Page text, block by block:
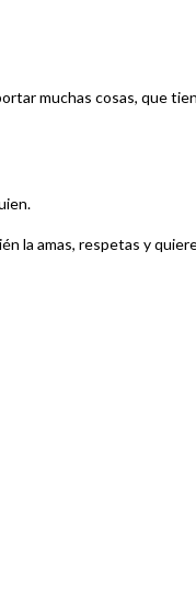
muchas cosas, que
la amas, respetas y